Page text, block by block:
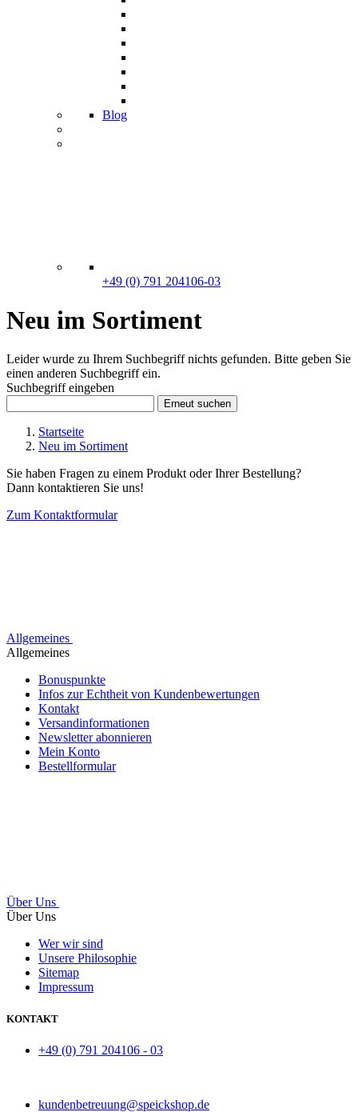
Blog
+49 (0) 791 204106-03
Neu im Sortiment
Leider wurde zu Ihrem Suchbegriff nichts gefunden. Bitte geben Sie
einen anderen Suchbegriff ein.
Suchbegriff eingeben
Startseite
Neu im Sortiment
Sie haben Fragen zu einem Produkt oder Ihrer Bestellung?
Dann kontaktieren Sie uns!
Zum Kontaktformular
Allgemeines
Allgemeines
Bonuspunkte
Infos zur Echtheit von Kundenbewertungen
Kontakt
Versandinformationen
Newsletter abonnieren
Mein Konto
Bestellformular
Über Uns
Über Uns
Wer wir sind
Unsere Philosophie
Sitemap
Impressum
KONTAKT
+49 (0) 791 204106 - 03
kundenbetreuung@speickshop.de